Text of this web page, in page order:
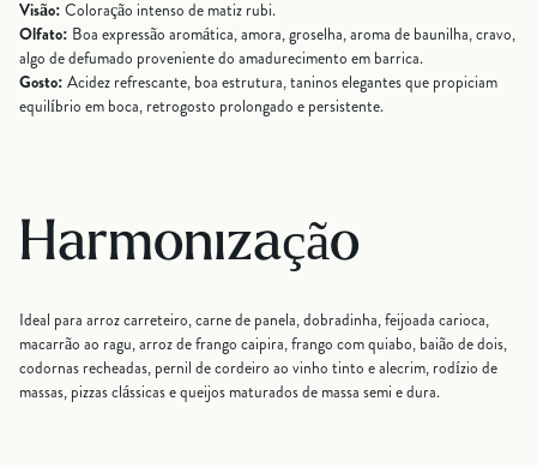
Visão: Coloração intenso de matiz rubi.
Olfato: Boa expressão aromática, amora, groselha, aroma de baunilha, cravo,
algo de defumado proveniente do amadurecimento em barrica.
Gosto: Acidez refrescante, boa estrutura, taninos elegantes que propiciam
equilíbrio em boca, retrogosto prolongado e persistente.
Harmonização
Ideal para arroz carreteiro, carne de panela, dobradinha, feijoada carioca,
macarrão ao ragu, arroz de frango caipira, frango com quiabo, baião de dois,
codornas recheadas, pernil de cordeiro ao vinho tinto e alecrim, rodízio de
massas, pizzas clássicas e queijos maturados de massa semi e dura.